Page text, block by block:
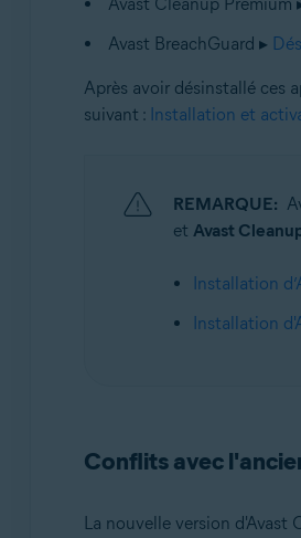
Avast Cleanup Premium
Avast BreachGuard ▸
Après avoir désinstallé ces
suivant : Installation et
REMARQUE:
et Avast
Installation
Installation
Conflits avec
La nouvelle version